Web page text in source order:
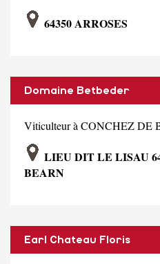
64350 ARROSES
Domaine Betbeder
Viticulteur à CONCHEZ DE
LIEU DIT LE LISAU
BEARN
Earl Chateau Floris